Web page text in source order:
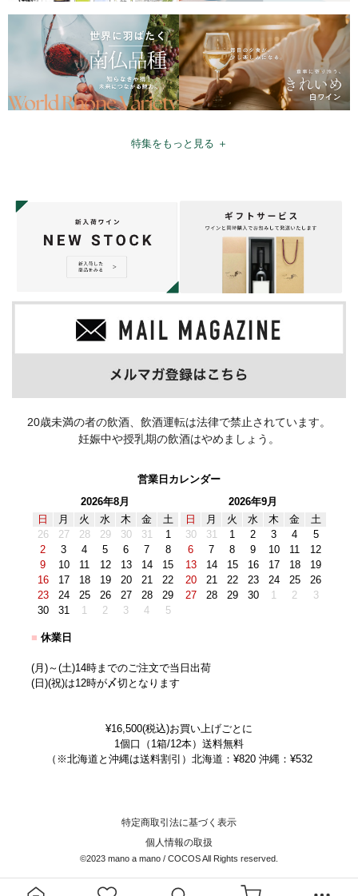
特集をもっと見る ＋
20歳未満の者の飲酒、飲酒運転は法律で禁止されています。
妊娠中や授乳期の飲酒はやめましょう。
営業日カレンダー
2026年8月
日
月 火 水 木 金
土
26
27 28 29 30 31
1
2
3 4 5 6 7
8
9
10 11 12 13 14
15
16
17 18 19 20 21
22
23
24 25 26 27 28
29
30
31 1 2 3 4 5
2026年9月
日
月 火 水 木 金
土
30
31 1 2 3 4
5
6
7 8 9 10 11
12
13
14 15 16 17 18
19
20
21 22 23 24 25
26
27
28 29 30 1 2 3
■ 休業日
(月)～(土)14時までのご注文で当日出荷
(日)(祝)は12時が〆切となります
¥16,500(税込)お買い上げごとに
1個口（1箱/12本）送料無料
（※北海道と沖縄は送料割引）北海道：¥820 沖縄：¥532
特定商取引法に基づく表示
個人情報の取扱
©2023 mano a mano / COCOS All Rights reserved.